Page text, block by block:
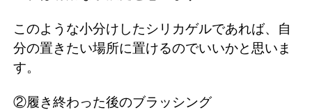
このような小分けしたシリカゲルであれば、自
分の置きたい場所に置けるのでいいかと思いま
す。
②履き終わった後のブラッシング